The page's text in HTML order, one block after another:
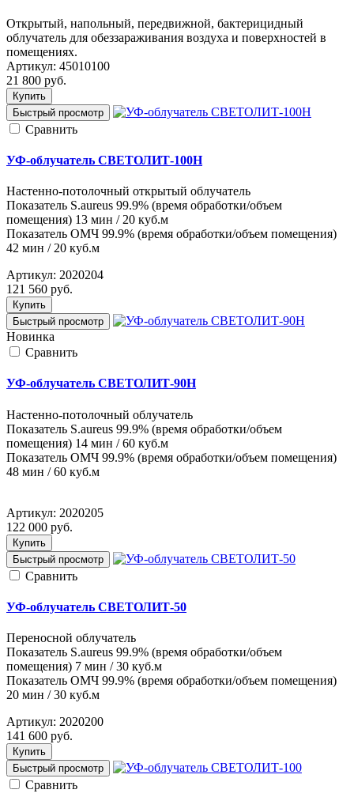
Открытый, напольный, передвижной, бактерицидный
облучатель для обеззараживания воздуха и поверхностей в
помещениях.
Артикул: 45010100
21 800 руб.
Купить
Быстрый просмотр
Cравнить
УФ-облучатель СВЕТОЛИТ-100Н
Настенно-потолочный открытый облучатель
Показатель S.aureus 99.9% (время обработки/объем
помещения) 13 мин / 20 куб.м
Показатель ОМЧ 99.9% (время обработки/объем помещения)
42 мин / 20 куб.м
Артикул: 2020204
121 560 руб.
Купить
Быстрый просмотр
Новинка
Cравнить
УФ-облучатель СВЕТОЛИТ-90Н
Настенно-потолочный облучатель
Показатель S.aureus 99.9% (время обработки/объем
помещения) 14 мин / 60 куб.м
Показатель ОМЧ 99.9% (время обработки/объем помещения)
48 мин / 60 куб.м
Артикул: 2020205
122 000 руб.
Купить
Быстрый просмотр
Cравнить
УФ-облучатель СВЕТОЛИТ-50
Переносной облучатель
Показатель S.aureus 99.9% (время обработки/объем
помещения) 7 мин / 30 куб.м
Показатель ОМЧ 99.9% (время обработки/объем помещения)
20 мин / 30 куб.м
Артикул: 2020200
141 600 руб.
Купить
Быстрый просмотр
Cравнить